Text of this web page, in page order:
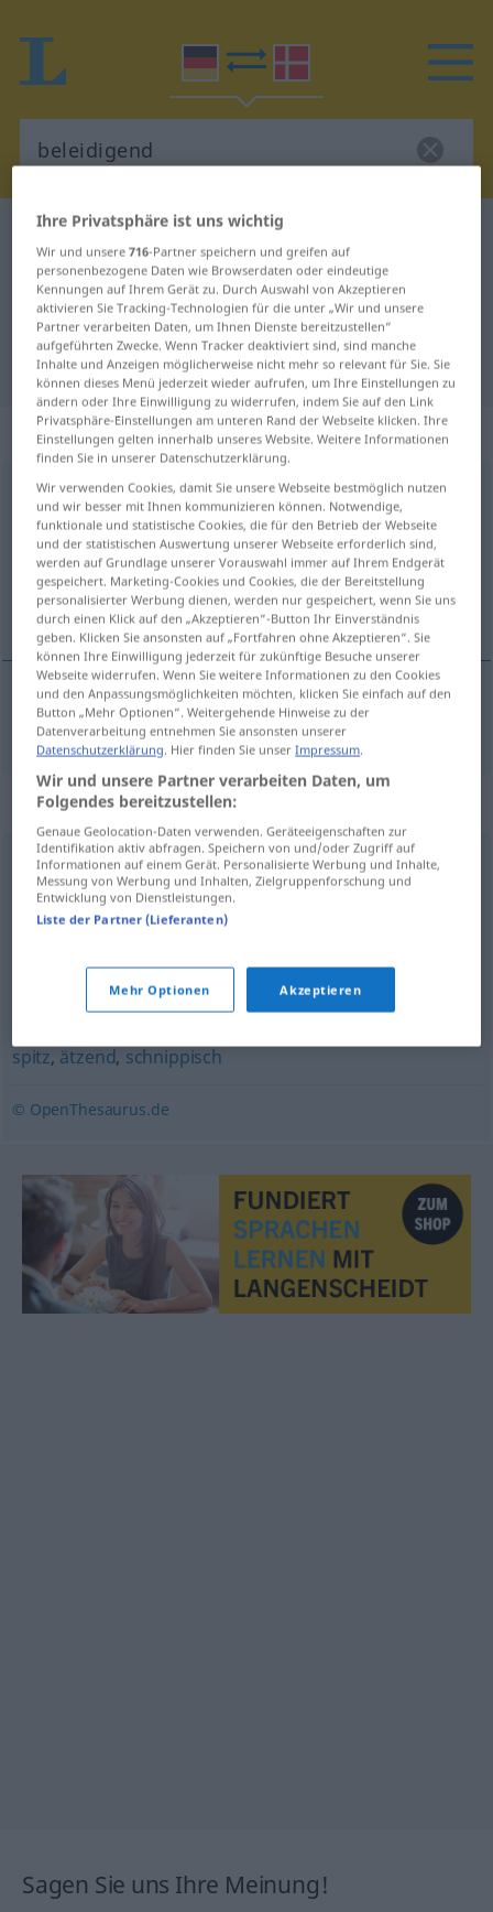
Deutsch-Dänisch Wörterbuch
Deutsch-Dänisch Übersetzung für
"beleidigend"
"beleidigend" Dänisch Übersetzung
„beleidigend“
beleidigend
Übersicht aller Übersetzungen
(Für mehr Details die Übersetzung anklicken/antippen)
fornærmende
fornærmende beleidigend
Synonyme für "beleidigend"
ehrenrührig,gehässig
spöttisch höhnisch
ehrenrührig,verächtlich
spitz, ätzend, schnippisch
© OpenThesaurus.de
Sagen Sie uns Ihre Meinung!
Ihre Privatsphäre ist uns wichtig
Wir und unsere716-Partner speichern und greifen auf
personenbezogene Daten wie Browserdaten oder eindeutige
Kennungen auf Ihrem Gerät zu. Durch Auswahl von Akzeptieren
aktivieren Sie Tracking-Technologien für die unter „Wir und unsere
Partner verarbeiten Daten, um Ihnen Dienste bereitzustellen“
aufgeführten Zwecke. Wenn Tracker deaktiviert sind, sind manche
Inhalte und Anzeigen möglicherweise nicht mehr so relevant für Sie. Sie
können dieses Menü jederzeit wieder aufrufen, um Ihre Einstellungen zu
ändern oder Ihre Einwilligung zu widerrufen, indem Sie auf den Link
Privatsphäre-Einstellungen am unteren Rand der Webseite klicken. Ihre
Einstellungen gelten innerhalb unseres Website. Weitere Informationen
finden Sie in unserer Datenschutzerklärung.
Wir verwenden Cookies, damit Sie unsere Webseite bestmöglich nutzen
und wir besser mit Ihnen kommunizieren können. Notwendige,
funktionale und statistische Cookies, die für den Betrieb der Webseite
und der statistischen Auswertung unserer Webseite erforderlich sind,
werden auf Grundlage unserer Vorauswahl immer auf Ihrem Endgerät
gespeichert. Marketing-Cookies und Cookies, die der Bereitstellung
personalisierter Werbung dienen, werden nur gespeichert, wenn Sie uns
durch einen Klick auf den „Akzeptieren“-Button Ihr Einverständnis
geben. Klicken Sie ansonsten auf „Fortfahren ohne Akzeptieren“. Sie
können Ihre Einwilligung jederzeit für zukünftige Besuche unserer
Webseite widerrufen. Wenn Sie weitere Informationen zu den Cookies
und den Anpassungsmöglichkeiten möchten, klicken Sie einfach auf den
Button „Mehr Optionen“. Weitergehende Hinweise zu der
Datenverarbeitung entnehmen Sie ansonsten unserer
Datenschutzerklärung. Hier finden Sie unserImpressum.
Wir und unsere Partner verarbeiten Daten, um
Folgendes bereitzustellen:
Genaue Geolocation-Daten verwenden. Geräteeigenschaften zur
Identifikation aktiv abfragen. Speichern von und/oder Zugriff auf
Informationen auf einem Gerät. Personalisierte Werbung und Inhalte,
Messung von Werbung und Inhalten, Zielgruppenforschung und
Entwicklung von Dienstleistungen.
Liste der Partner (Lieferanten)
Mehr Optionen Akzeptieren